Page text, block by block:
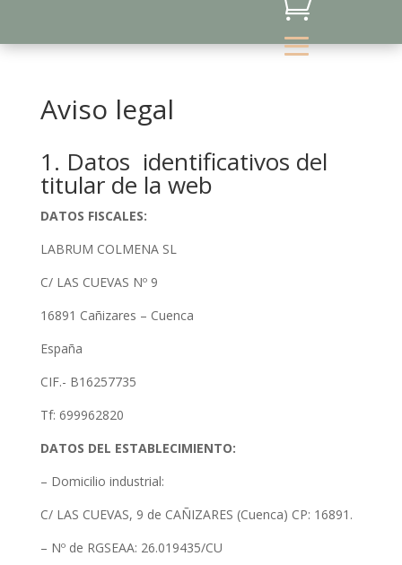

Aviso legal
1. Datos identificativos del
titular de la web
DATOS FISCALES:
LABRUM COLMENA SL
C/ LAS CUEVAS Nº 9
16891 Cañizares – Cuenca
España
CIF.- B16257735
Tf: 699962820
DATOS DEL ESTABLECIMIENTO:
– Domicilio industrial:
C/ LAS CUEVAS, 9 de CAÑIZARES (Cuenca) CP: 16891.
– Nº de RGSEAA: 26.019435/CU